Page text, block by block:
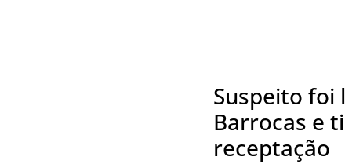
Suspeito
Barrocas e
receptação